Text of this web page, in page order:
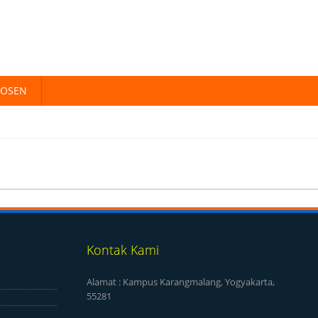
Kontak Kami
Alamat : Kampus Karangmalang, Yogyakarta,
55281